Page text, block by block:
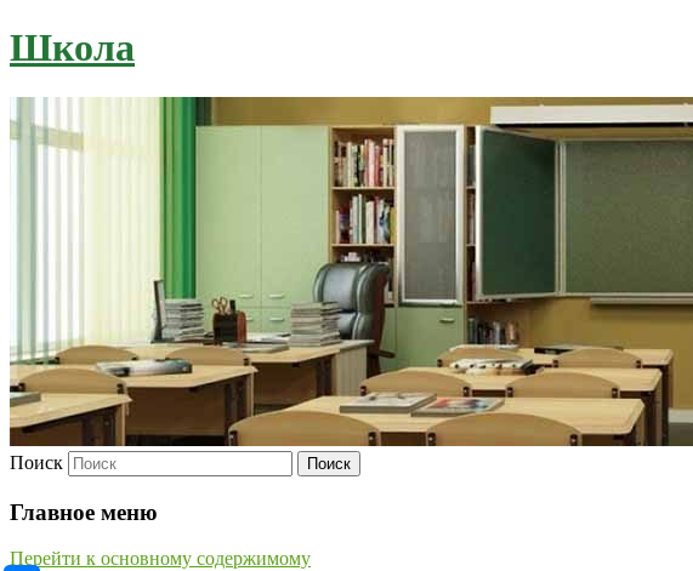
Школа
Поиск
Главное меню
Перейти к основному содержимому